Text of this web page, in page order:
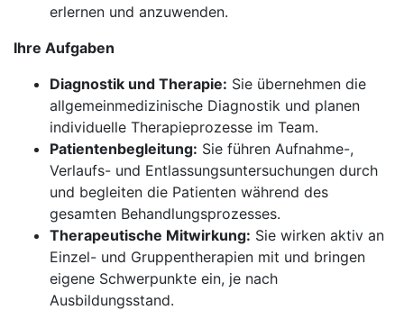
erlernen und anzuwenden.
Ihre Aufgaben
Diagnostik und Therapie: Sie übernehmen die
allgemeinmedizinische Diagnostik und planen
individuelle Therapieprozesse im Team.
Patientenbegleitung: Sie führen Aufnahme-,
Verlaufs- und Entlassungsuntersuchungen durch
und begleiten die Patienten während des
gesamten Behandlungsprozesses.
Therapeutische Mitwirkung: Sie wirken aktiv an
Einzel- und Gruppentherapien mit und bringen
eigene Schwerpunkte ein, je nach
Ausbildungsstand.